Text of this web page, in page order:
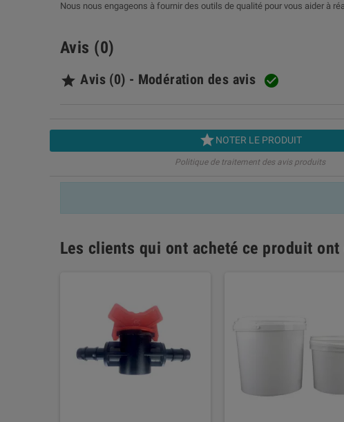
Nous nous engageons à fournir des outils de qualité pour vous aider à
Avis (0)
 Avis (0) - Modération des avis 
NOTER LE PRODUIT
Politique de traitement des avis produits
Les clients qui ont acheté ce produit ont